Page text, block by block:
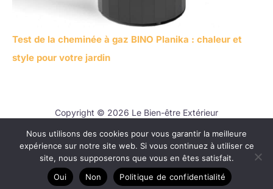
Test de la cheminée à gaz BINO Planika : chaleur et
style pour votre jardin
Copyright © 2026 Le Bien-être Extérieur
Contact
Mentions légales
Politique de confidentialité
Nous utilisons des cookies pour vous garantir la meilleure
expérience sur notre site web. Si vous continuez à utiliser ce
site, nous supposerons que vous en êtes satisfait.
Oui
Non Politique de confidentialité